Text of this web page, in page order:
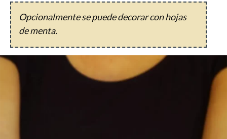
Opcionalmente se puede decorar con hojas
de menta.